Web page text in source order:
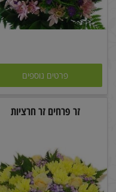
פרטים נוספים
זר פרחים זר חרציות